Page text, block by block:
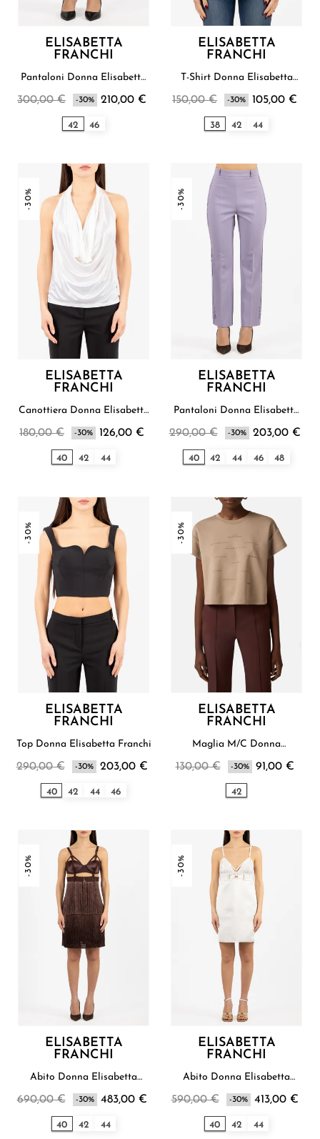
ELISABETTA
FRANCHI
Pantaloni Donna Elisabetta
300,00 € -30% 210,00 €
42 46
ELISABETTA
FRANCHI
T-Shirt Donna Elisabetta
150,00 € -30% 105,00 €
38 42 44
-30%
ELISABETTA
FRANCHI
Canottiera Donna Elisabetta
180,00 € -30% 126,00 €
40 42 44
-30%
ELISABETTA
FRANCHI
Pantaloni Donna Elisabetta
290,00 € -30% 203,00 €
40 42 44 46 48
-30%
ELISABETTA
FRANCHI
Top Donna Elisabetta Franchi
290,00 € -30% 203,00 €
40 42 44 46
-30%
ELISABETTA
FRANCHI
Maglia M/C Donna
130,00 € -30% 91,00 €
42
-30%
ELISABETTA
FRANCHI
Abito Donna Elisabetta
690,00 € -30% 483,00 €
40 42 44
-30%
ELISABETTA
FRANCHI
Abito Donna Elisabetta
590,00 € -30% 413,00 €
40 42 44